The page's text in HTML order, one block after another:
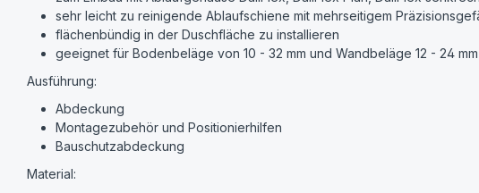
sehr leicht zu reinigende Ablaufschiene mit mehrseitigem
flächenbündig in der Duschfläche zu installieren
geeignet für Bodenbeläge von 10 - 32 mm und Wandbeläge 12 - 24
Ausführung:
Abdeckung
Montagezubehör und Positionierhilfen
Bauschutzabdeckung
Material: